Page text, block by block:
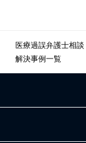
医療過誤弁護士相談
解決事例一覧